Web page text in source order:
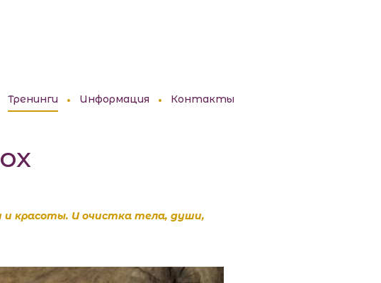
Тренинги Информация Контакты
и красоты. И очистка тела, души,